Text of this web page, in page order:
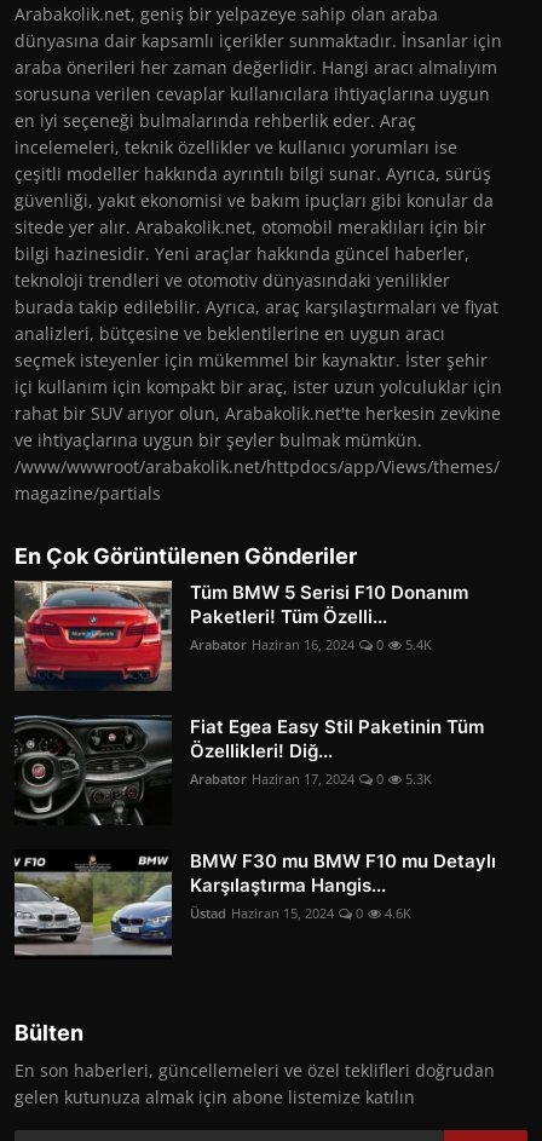
Arabakolik.net, geniş bir yelpazeye sahip olan araba
dünyasına dair kapsamlı içerikler sunmaktadır. İnsanlar için
araba önerileri her zaman değerlidir. Hangi aracı almalıyım
sorusuna verilen cevaplar kullanıcılara ihtiyaçlarına uygun
en iyi seçeneği bulmalarında rehberlik eder. Araç
incelemeleri, teknik özellikler ve kullanıcı yorumları ise
çeşitli modeller hakkında ayrıntılı bilgi sunar. Ayrıca, sürüş
güvenliği, yakıt ekonomisi ve bakım ipuçları gibi konular da
sitede yer alır. Arabakolik.net, otomobil meraklıları için bir
bilgi hazinesidir. Yeni araçlar hakkında güncel haberler,
teknoloji trendleri ve otomotiv dünyasındaki yenilikler
burada takip edilebilir. Ayrıca, araç karşılaştırmaları ve fiyat
analizleri, bütçesine ve beklentilerine en uygun aracı
seçmek isteyenler için mükemmel bir kaynaktır. İster şehir
içi kullanım için kompakt bir araç, ister uzun yolculuklar için
rahat bir SUV arıyor olun, Arabakolik.net'te herkesin zevkine
ve ihtiyaçlarına uygun bir şeyler bulmak mümkün.
/www/wwwroot/arabakolik.net/httpdocs/app/Views/themes/
magazine/partials
En Çok Görüntülenen Gönderiler
Tüm BMW 5 Serisi F10 Donanım
Paketleri! Tüm Özelli...
Arabator Haziran 16, 2024 0 5.4K
Fiat Egea Easy Stil Paketinin Tüm
Özellikleri! Diğ...
Arabator Haziran 17, 2024 0 5.3K
BMW F30 mu BMW F10 mu Detaylı
Karşılaştırma Hangis...
Üstad Haziran 15, 2024 0 4.6K
Bülten
En son haberleri, güncellemeleri ve özel teklifleri doğrudan
gelen kutunuza almak için abone listemize katılın